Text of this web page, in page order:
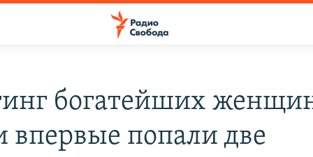
богатейших
впервые попали две